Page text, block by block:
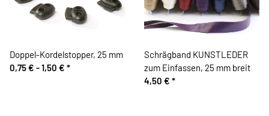
Doppel-Kordelstopper, 25 mm
0,75 € -1,50 € *
Schrägband KUNSTLEDER
zum Einfassen, 25 mm breit
4,50 € *